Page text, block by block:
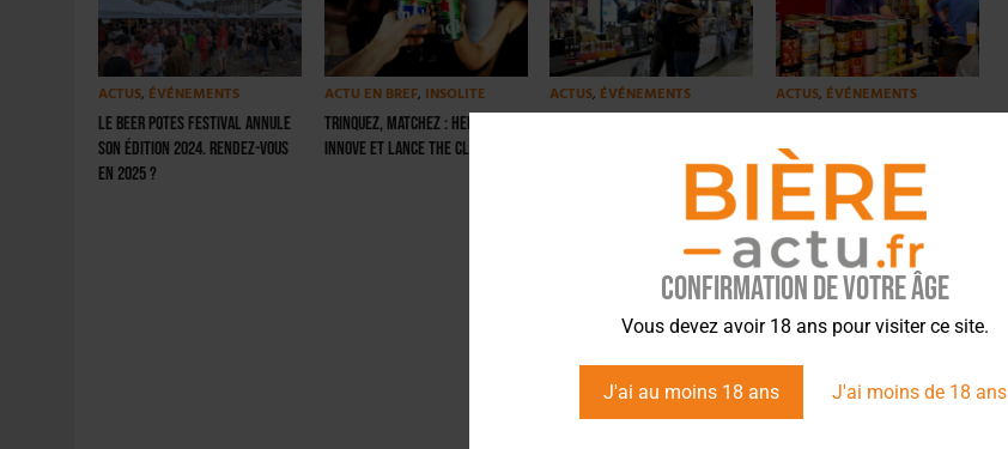
Confirmation de votre âge
Vous devez avoir 18 ans pour visiter ce site.
J'ai au moins 18 ans J'ai moins de 18 ans
ACTUS, ÉVÉNEMENTS
Le Beer Potes Festival annule
son édition 2024. Rendez-vous
en 2025 ?
ACTU EN BREF, INSOLITE
Trinquez, matchez : Heineken
innove et lance The Clinker
ACTUS, ÉVÉNEMENTS
Festival célèbre l’audace
ACTUS, ÉVÉNEMENTS
: une première édition qui fait
mousse !